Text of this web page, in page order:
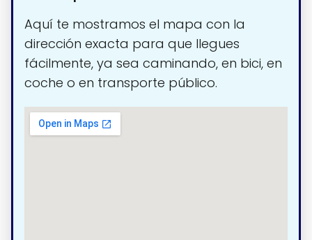
Aquí te mostramos el mapa con la
dirección exacta para que llegues
fácilmente, ya sea caminando, en bici, en
coche o en transporte público.